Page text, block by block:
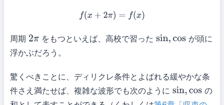
f (x+2π) =f( x)
周期 2π をもつといえば、高校で習ったsin,cos が頭に
浮かぶだろう。
驚くべきことに、ディリクレ条件とよばれる緩やかな条
件さえ満たせば、複雑な波形でも次のように sin,cos
の